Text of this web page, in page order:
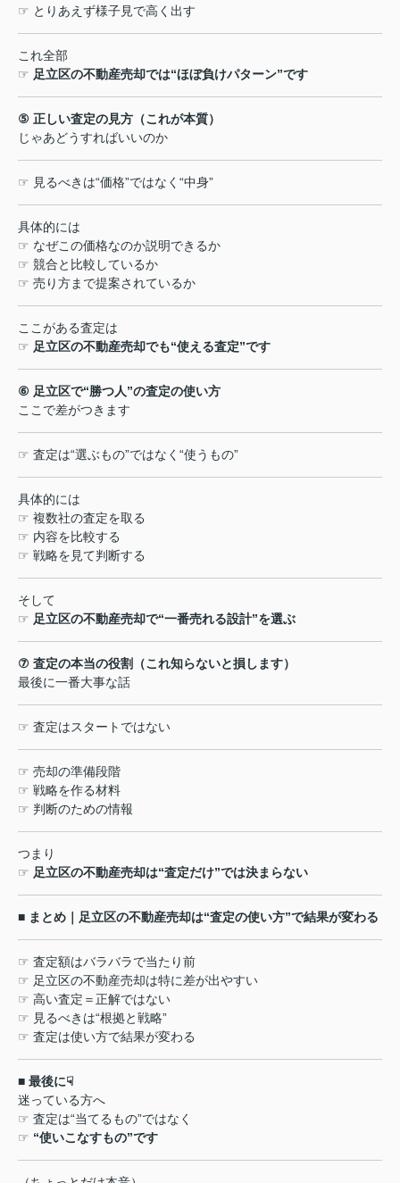
☞ とりあえず様子見で高く出す
これ全部
☞ 足立区の不動産売却では“ほぼ負けパターン”です
⑤ 正しい査定の見方（これが本質）
じゃあどうすればいいのか
☞ 見るべきは“価格”ではなく “中身”
具体的には
☞ なぜこの価格なのか説明できるか
☞ 競合と比較しているか
☞ 売り方まで提案されているか
ここがある査定は
☞ 足立区の不動産売却でも“使える査定”です
⑥ 足立区で“勝つ人”の査定の使い方
ここで差がつきます
☞ 査定は“選ぶもの”ではなく “使うもの”
具体的には
☞ 複数社の査定を取る
☞ 内容を比較する
☞ 戦略を見て判断する
そして
☞ 足立区の不動産売却で“一番売れる設計”を選ぶ
⑦ 査定の本当の役割（これ知らないと損します）
最後に一番大事な話
☞ 査定はスタートではない
☞ 売却の準備段階
☞ 戦略を作る材料
☞ 判断のための情報
つまり
☞ 足立区の不動産売却は“査定だけ”では決まらない
■ まとめ｜足立区の不動産売却は“査定の使い方”で結果が変わる
☞ 査定額はバラバラで当たり前
☞ 足立区の不動産売却は特に差が出やすい
☞ 高い査定＝正解ではない
☞ 見るべきは“根拠と戦略”
☞ 査定は使い方で結果が変わる
■ 最後に☟
迷っている方へ
☞ 査定は“当てるもの”ではなく
☞ “使いこなすもの”です